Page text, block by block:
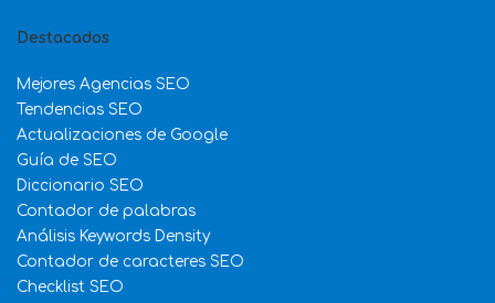
Destacados
Mejores Agencias SEO
Tendencias SEO
Actualizaciones de Google
Guía de SEO
Diccionario SEO
Contador de palabras
Análisis Keywords Density
Contador de caracteres SEO
Checklist SEO